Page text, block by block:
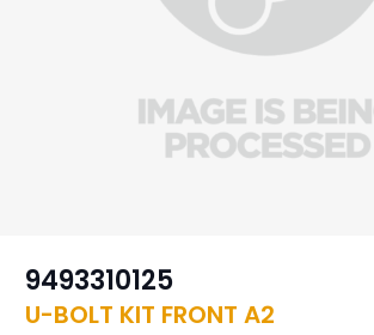
9493310125
U-BOLT KIT FRONT A2